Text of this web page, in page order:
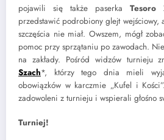
pojawili się także paserka Tesoro
przedstawić podrobiony glejt wejściowy,
szczęścia nie miał. Owszem, mógł
pomoc przy sprzątaniu po zawodach. Nie
na zakłady. Pośród widzów turnieju
Szach*, którzy tego dnia mieli
obowiązków w karczmie „Kufel i
zadowoleni z turnieju i wspierali głośno
Turniej!